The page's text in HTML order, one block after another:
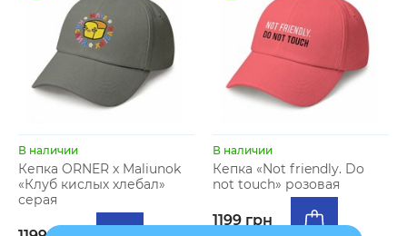
В наличии
Кепка ORNER x Maliunok
«Клуб кислых хлебал»
серая
В наличии
Кепка «Not friendly. Do
not touch» розовая
1199 грн